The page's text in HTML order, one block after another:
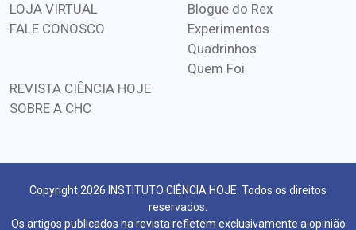
LOJA VIRTUAL
FALE CONOSCO
Blogue do Rex
Experimentos
Quadrinhos
Quem Foi
REVISTA CIÊNCIA HOJE
SOBRE A CHC
Copyright 2026 INSTITUTO CIÊNCIA HOJE. Todos os direitos
reservados.
Os artigos publicados na revista refletem exclusivamente a opinião